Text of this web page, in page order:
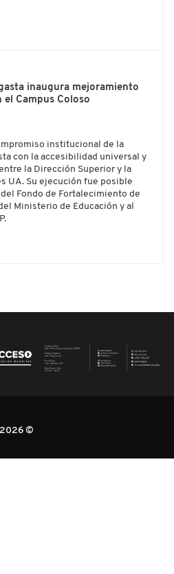
inaugura mejoramiento
el Campus Coloso
institucional de la
con la accesibilidad universal y
la Dirección Superior y la
UA. Su ejecución fue posible
Fondo de Fortalecimiento de
Ministerio de Educación y al
2026 ©